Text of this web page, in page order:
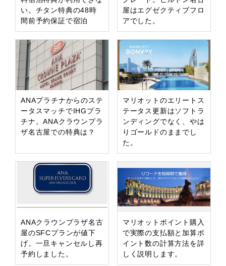
い。チタン特典の48時
間前予約保証で宿泊
屋はエグゼクティブフロ
アでした。
ANAプラチナからのステ
ータスマッチでIHGプラ
チナ。ANAクラウンプラ
ザ名古屋での特典は？
マリオットのエリートス
テータス更新はソフトラ
ンディングでなく、やは
りゴールドのままでし
た。
ANAクラウンプラザ名古
屋のSFCプランが値下
げ。一旦キャンセルし再
予約しました。
マリオットポイント購入
で実際の支払額と加算ポ
イント数の計算方法を詳
しく説明します。